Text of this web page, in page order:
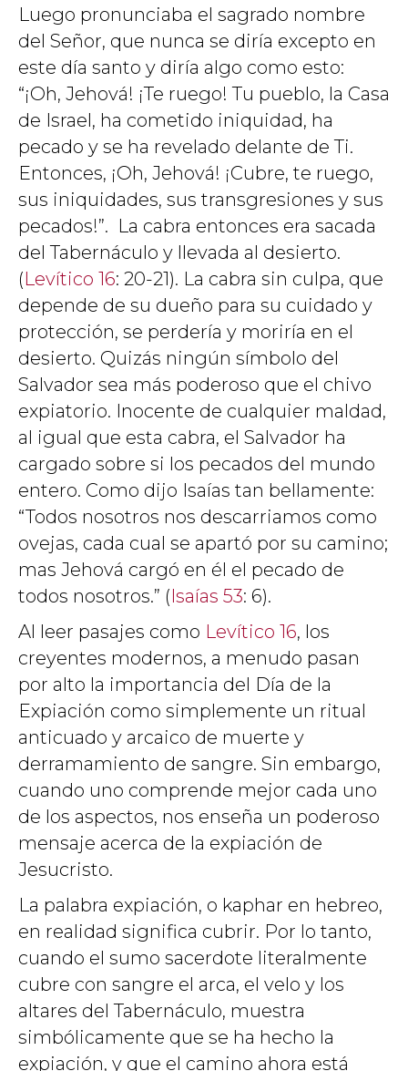
Luego pronunciaba el sagrado nombre
del Señor, que nunca se diría excepto en
este día santo y diría algo como esto:
“¡Oh, Jehová! ¡Te ruego! Tu pueblo, la Casa
de Israel, ha cometido iniquidad, ha
pecado y se ha revelado delante de Ti.
Entonces, ¡Oh, Jehová! ¡Cubre, te ruego,
sus iniquidades, sus transgresiones y sus
pecados!”. La cabra entonces era sacada
del Tabernáculo y llevada al desierto.
(Levítico 16: 20-21). La cabra sin culpa, que
depende de su dueño para su cuidado y
protección, se perdería y moriría en el
desierto. Quizás ningún símbolo del
Salvador sea más poderoso que el chivo
expiatorio. Inocente de cualquier maldad,
al igual que esta cabra, el Salvador ha
cargado sobre si los pecados del mundo
entero. Como dijo Isaías tan bellamente:
“Todos nosotros nos descarriamos como
ovejas, cada cual se apartó por su camino;
mas Jehová cargó en él el pecado de
todos nosotros.” (Isaías 53: 6).
Al leer pasajes como Levítico 16, los
creyentes modernos, a menudo pasan
por alto la importancia del Día de la
Expiación como simplemente un ritual
anticuado y arcaico de muerte y
derramamiento de sangre. Sin embargo,
cuando uno comprende mejor cada uno
de los aspectos, nos enseña un poderoso
mensaje acerca de la expiación de
Jesucristo.
La palabra expiación, o kaphar en hebreo,
en realidad significa cubrir. Por lo tanto,
cuando el sumo sacerdote literalmente
cubre con sangre el arca, el velo y los
altares del Tabernáculo, muestra
simbólicamente que se ha hecho la
expiación, y que el camino ahora está